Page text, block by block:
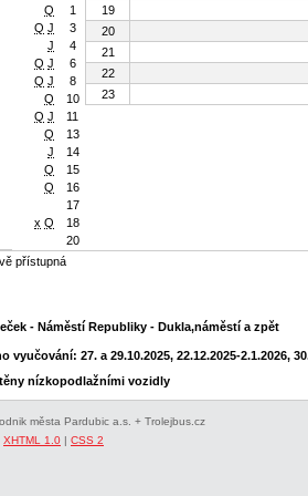
Q
1
Q J
3
J
4
Q J
6
Q J
8
Q
10
Q J
11
Q
13
J
14
Q
15
Q
16
17
x Q
18
20
19
20
21
22
23
přístupná
- Náměstí Republiky - Dukla,náměstí a zpět
27. a 29.10.2025, 22.12.2025-2.1.2026,
nízkopodlažními vozidly
města Pardubic a.s. + Trolejbus.cz
XHTML 1.0 | CSS 2